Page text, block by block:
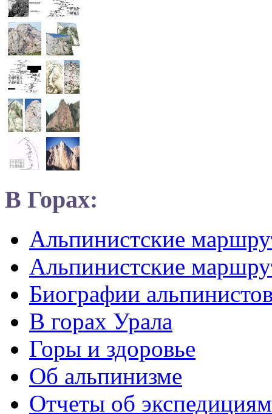
В Горах:
Альпинистские
Альпинистские
Биографии
В горах Урала
Горы и здоровье
Об альпинизме
Отчеты об экспедициям